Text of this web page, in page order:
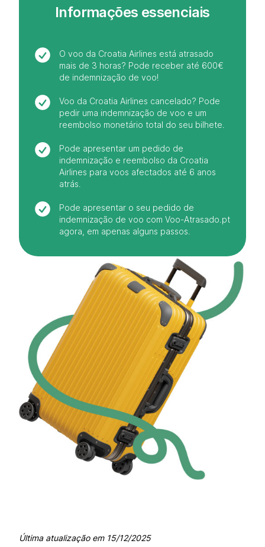
Informações essenciais
O voo da Croatia Airlines está atrasado
mais de 3 horas? Pode receber até 600€
de indemnização de voo!
Voo da Croatia Airlines cancelado? Pode
pedir uma indemnização de voo e um
reembolso monetário total do seu bilhete.
Pode apresentar um pedido de
indemnização e reembolso da Croatia
Airlines para voos afectados até 6 anos
atrás.
Pode apresentar o seu pedido de
indemnização de voo com Voo-Atrasado.pt
agora, em apenas alguns passos.
Última atualização em 15/12/2025